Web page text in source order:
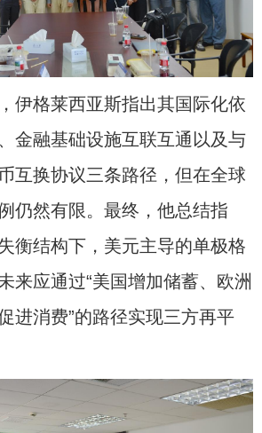
伊格莱西亚斯指出其国际化依
金融基础设施互联互通以及与
互换协议三条路径，但在全球
仍然有限。最终，他总结指
衡结构下，美元主导的单极格
来应通过“美国增加储蓄、欧洲
进消费”的路径实现三方再平